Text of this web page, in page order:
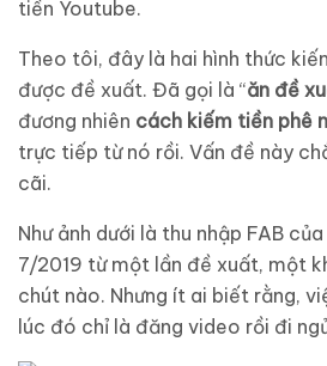
tiền Youtube.
Theo tôi, đây là hai hình thức
được đề xuất. Đã gọi là “ăn đề
đương nhiên cách kiếm tiền phê
trực tiếp từ nó rồi. Vấn đề này
cãi.
Như ảnh dưới là thu nhập FAB
7/2019 từ một lần đề xuất, một
chút nào. Nhưng ít ai biết rằng,
lúc đó chỉ là đăng video rồi đi